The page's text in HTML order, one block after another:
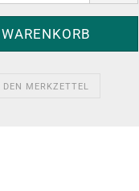
DEN MERKZETTEL